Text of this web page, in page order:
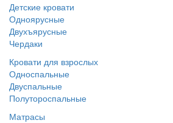
Детские кровати
Одноярусные
Двухъярусные
Чердаки
Кровати для взрослых
Односпальные
Двуспальные
Полутороспальные
Матрасы